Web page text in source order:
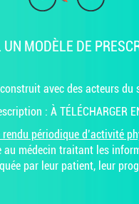
MODÈLE DE
avec des acteurs du
: À TÉLÉCHARGER
périodique d’activité
médecin traitant les
par leur patient, leur